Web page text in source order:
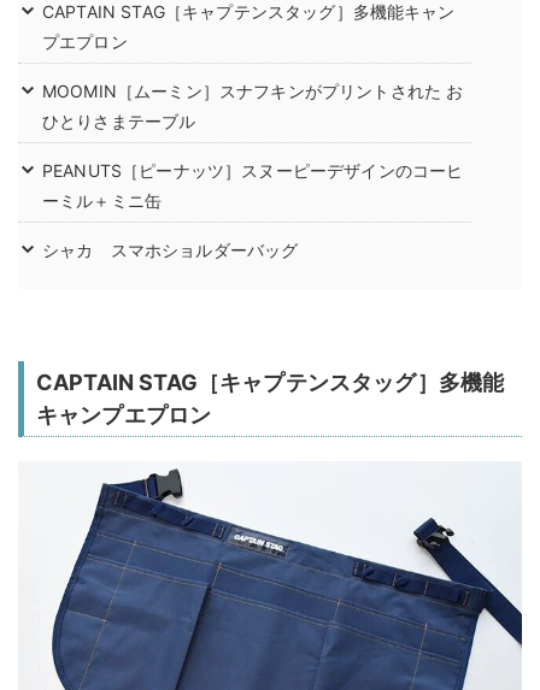
CAPTAIN STAG［キャプテンスタッグ］多機能キャン
プエプロン
MOOMIN［ムーミン］スナフキンがプリントされた お
ひとりさまテーブル
PEANUTS［ピーナッツ］スヌーピーデザインのコーヒ
ーミル＋ミニ缶
シャカ スマホショルダーバッグ
CAPTAIN STAG［キャプテンスタッグ］多機能
キャンプエプロン